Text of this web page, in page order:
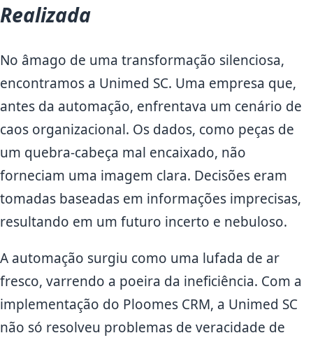
Realizada
No âmago de uma transformação silenciosa,
encontramos a Unimed SC. Uma empresa que,
antes da automação, enfrentava um cenário de
caos organizacional. Os dados, como peças de
um quebra-cabeça mal encaixado, não
forneciam uma imagem clara. Decisões eram
tomadas baseadas em informações imprecisas,
resultando em um futuro incerto e nebuloso.
A automação surgiu como uma lufada de ar
fresco, varrendo a poeira da ineficiência. Com a
implementação do Ploomes CRM, a Unimed SC
não só resolveu problemas de veracidade de